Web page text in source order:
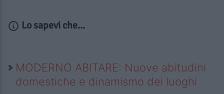
Lo sapevi che...
MODERNO ABITARE: Nuove abitudini
domestiche e dinamismo dei luoghi